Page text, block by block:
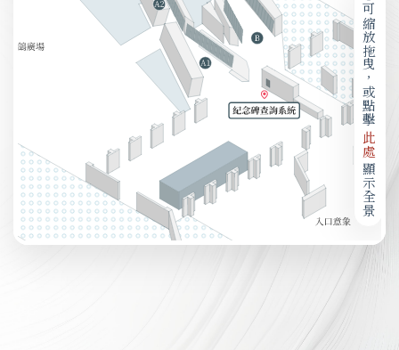
可縮放拖曳，或點擊
此處
顯示全景